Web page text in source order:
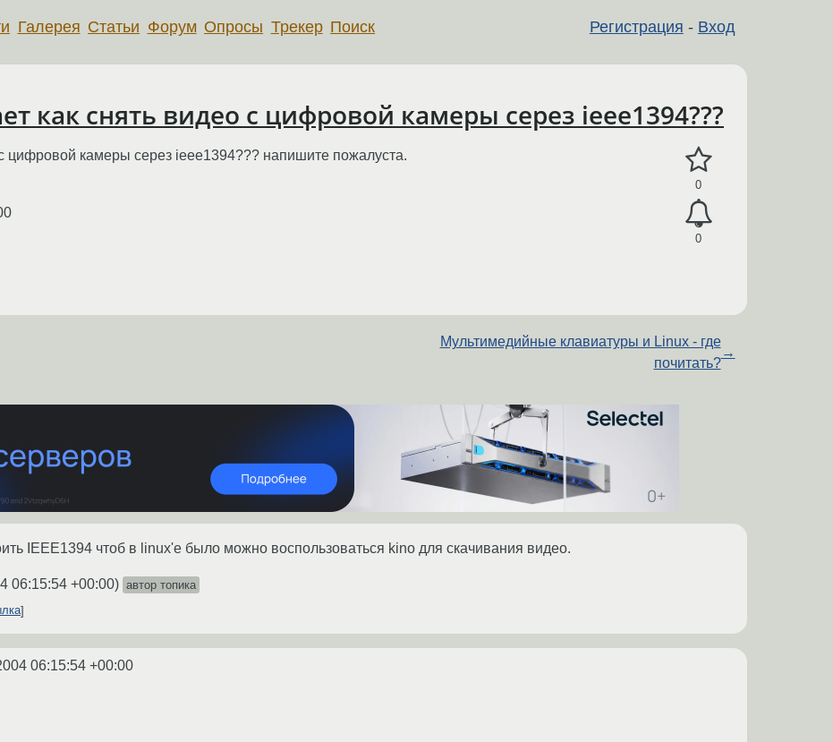
Регистрация - Вход
Галерея Статьи Форум Опросы Трекер Поиск
как снять видео с цифровой камеры серез ieee1394???
0
0
с цифровой камеры серез ieee1394??? напишите пожалуста.
Мультимедийные клавиатуры и Linux - где
почитать?
→
IEEE1394 чтоб в linux'е было можно воспользоваться kino для скачивания видео.
06:15:54 +00:00) автор топика
06:15:54 +00:00